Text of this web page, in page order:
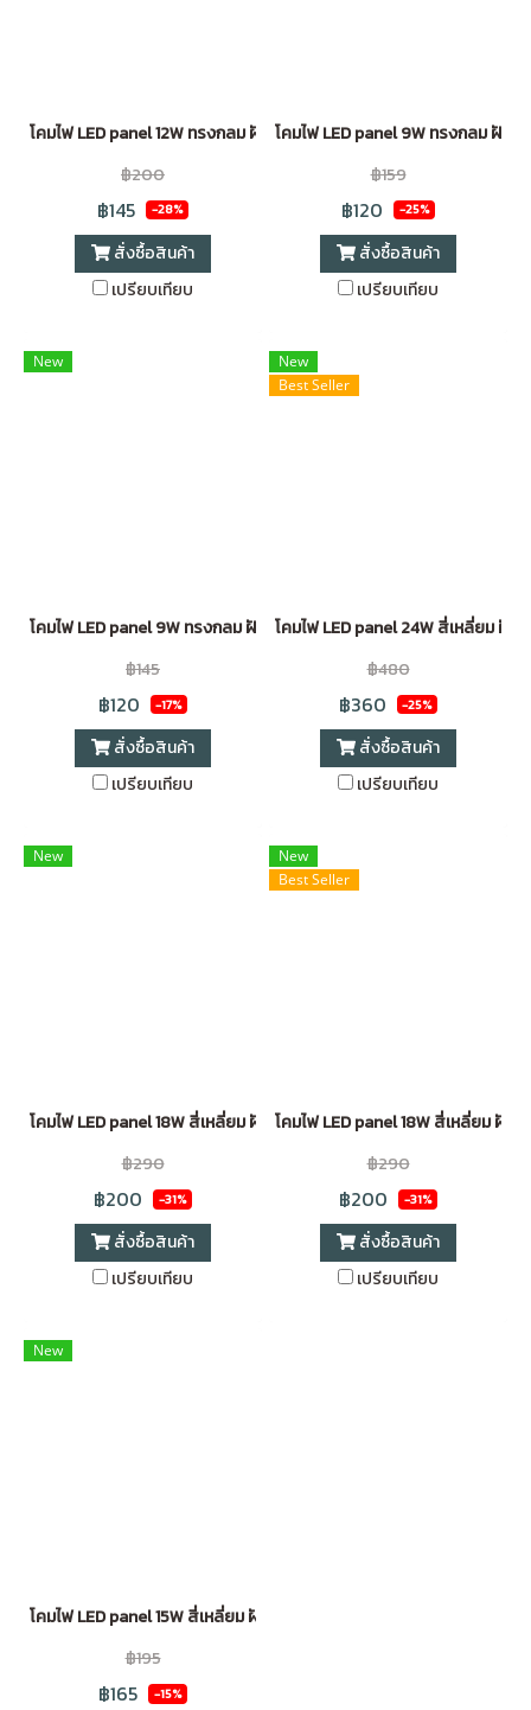
โคมไฟ LED panel 12W ทรงกลม ฝังฝ้า ขอบขาว Daylight (6 นิ้ว)
฿200
฿145 -28%
สั่งซื้อสินค้า
เปรียบเทียบ
โคมไฟ LED panel 9W ทรงกลม ฝังฝ้
฿159
฿120 -25%
สั่งซื้อสินค้า
เปรียบเทียบ
New
โคมไฟ LED panel 9W ทรงกลม ฝังฝ้า ขอบขาว Daylight (4 นิ้ว)
฿145
฿120 -17%
สั่งซื้อสินค้า
เปรียบเทียบ
New
Best Seller
โคมไฟ LED panel 24W สี่เหลี่ยม ฝัง
฿480
฿360 -25%
สั่งซื้อสินค้า
เปรียบเทียบ
New
โคมไฟ LED panel 18W สี่เหลี่ยม ฝังฝ้า ขอบขาว WarmWhite (8 นิ้ว)
฿290
฿200 -31%
สั่งซื้อสินค้า
เปรียบเทียบ
New
Best Seller
โคมไฟ LED panel 18W สี่เหลี่ยม ฝัง
฿290
฿200 -31%
สั่งซื้อสินค้า
เปรียบเทียบ
New
โคมไฟ LED panel 15W สี่เหลี่ยม ฝังฝ้า ขอบขาว Daylight(6 นิ้ว)
฿195
฿165 -15%